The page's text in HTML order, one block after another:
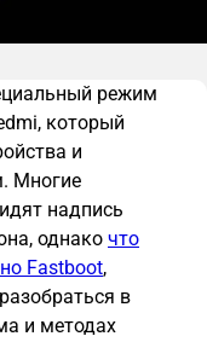
режим
который
и
Многие
надпись
однако что
Fastboot,
в
и методах